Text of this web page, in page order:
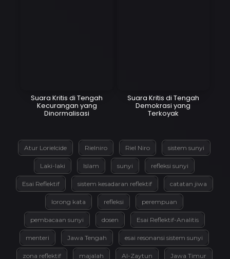
Suara Kritis di Tengah
Kecurangan yang
Dinormalisasi
Suara Kritis di Tengah
Demokrasi yang
Terkoyak
Atur Lorielcide Rielniro Riel Niro sistem sunyi
Laki-laki Islam sunyi refleksi sunyi
Esai Reflektif sistem kesadaran reflektif catatan jiwa
lorong kata refleksi perempuan
pembacaan sunyi dosen Esai Reflektif-Analitis
menteri Jawa Tengah esai resonansi sistem sunyi
zona reflektif majalah Al-Zaytun Jawa Timur